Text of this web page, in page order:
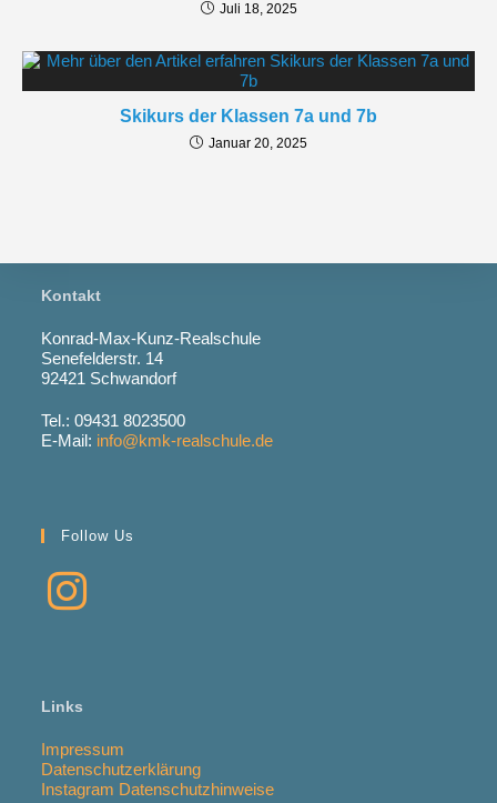
Juli 18, 2025
Skikurs der Klassen 7a und 7b
Januar 20, 2025
Kontakt
Konrad-Max-Kunz-Realschule
Senefelderstr. 14
92421 Schwandorf
Tel.: 09431 8023500
E-Mail: info@kmk-realschule.de
Follow Us
Links
Impressum
Datenschutzerklärung
Instagram Datenschutzhinweise